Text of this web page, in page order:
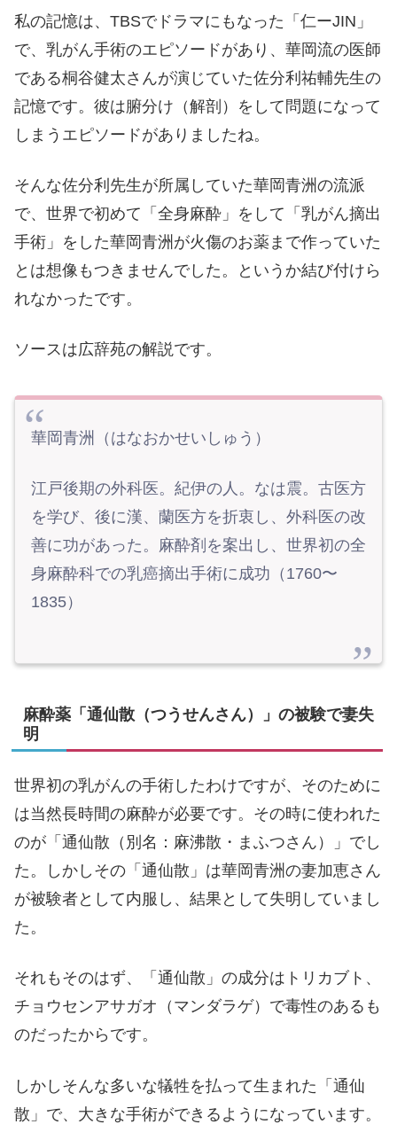
私の記憶は、TBSでドラマにもなった「仁ーJIN」
で、乳がん手術のエピソードがあり、華岡流の医師
である桐谷健太さんが演じていた佐分利祐輔先生の
記憶です。彼は腑分け（解剖）をして問題になって
しまうエピソードがありましたね。
そんな佐分利先生が所属していた華岡青洲の流派
で、世界で初めて「全身麻酔」をして「乳がん摘出
手術」をした華岡青洲が火傷のお薬まで作っていた
とは想像もつきませんでした。というか結び付けら
れなかったです。
ソースは広辞苑の解説です。
華岡青洲（はなおかせいしゅう）
江戸後期の外科医。紀伊の人。なは震。古医方
を学び、後に漢、蘭医方を折衷し、外科医の改
善に功があった。麻酔剤を案出し、世界初の全
身麻酔科での乳癌摘出手術に成功（1760〜
1835）
麻酔薬「通仙散（つうせんさん）」の被験で妻失
明
世界初の乳がんの手術したわけですが、そのために
は当然長時間の麻酔が必要です。その時に使われた
のが「通仙散（別名：麻沸散・まふつさん）」でし
た。しかしその「通仙散」は華岡青洲の妻加恵さん
が被験者として内服し、結果として失明していまし
た。
それもそのはず、「通仙散」の成分はトリカブト、
チョウセンアサガオ（マンダラゲ）で毒性のあるも
のだったからです。
しかしそんな多いな犠牲を払って生まれた「通仙
散」で、大きな手術ができるようになっています。